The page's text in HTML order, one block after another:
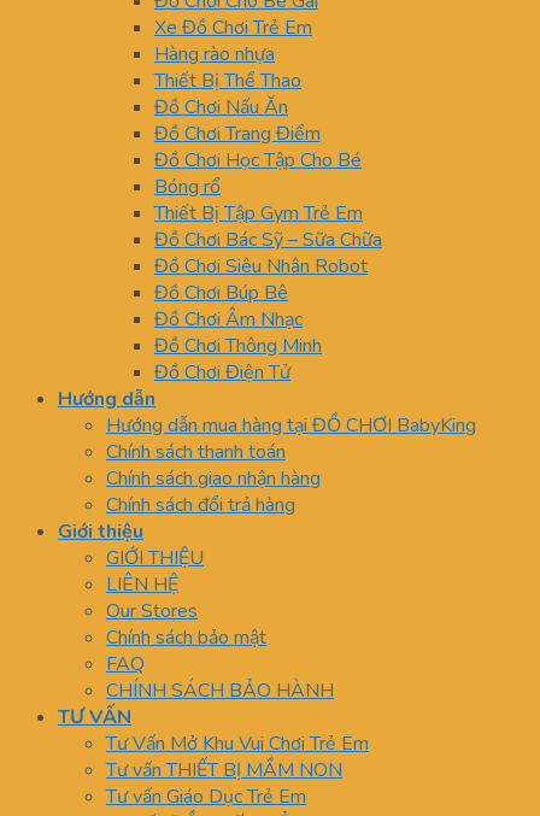
Xe Đồ Chơi Trẻ Em
Hàng rào nhựa
Thiết Bị Thể Thao
Đồ Chơi Nấu Ăn
Đồ Chơi Trang Điểm
Đồ Chơi Học Tập Cho Bé
Bóng rổ
Thiết Bị Tập Gym Trẻ Em
Đồ Chơi Bác Sỹ – Sữa Chữa
Đồ Chơi Siêu Nhân Robot
Đồ Chơi Búp Bê
Đồ Chơi Âm Nhạc
Đồ Chơi Thông Minh
Đồ Chơi Điện Tử
Hướng dẫn
Hướng dẫn mua hàng tại ĐỒ CHƠI BabyKing
Chính sách thanh toán
Chính sách giao nhận hàng
Chính sách đổi trả hàng
Giới thiệu
GIỚI THIỆU
LIÊN HỆ
Our Stores
Chính sách bảo mật
FAQ
CHÍNH SÁCH BẢO HÀNH
TƯ VẤN
Tư Vấn Mở Khu Vui Chơi Trẻ Em
Tư vấn THIẾT BỊ MẦM NON
Tư vấn Giáo Dục Trẻ Em